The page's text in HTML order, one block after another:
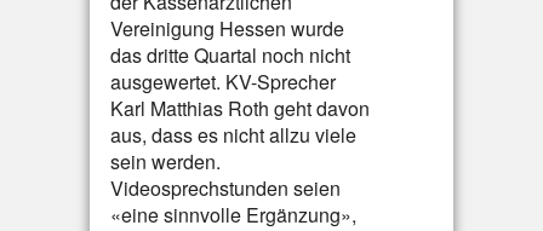
Vereinigung Hessen wurde
das dritte Quartal noch nicht
ausgewertet. KV-Sprecher
Karl Matthias Roth geht davon
aus, dass es nicht allzu viele
sein werden.
Videosprechstunden seien
«eine sinnvolle Ergänzung»,